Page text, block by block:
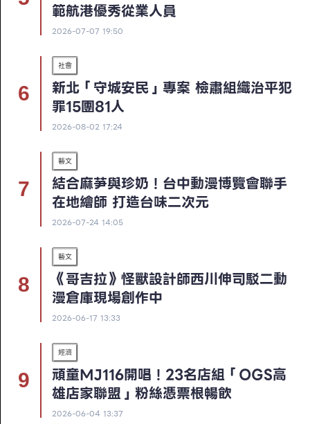
範航港優秀從業人員
2026-07-07 19:50
社會
新北「守城安民」專案 檢肅組織治平犯
罪15團81人
2026-08-02 17:24
藝文
結合麻芛與珍奶！台中動漫博覽會聯手
在地繪師 打造台味二次元
2026-07-24 14:05
藝文
《哥吉拉》怪獸設計師西川伸司駁二動
漫倉庫現場創作中
2026-06-17 13:33
經濟
頑童MJ116開唱！23名店組「OGS高
雄店家聯盟」粉絲憑票根暢飲
2026-06-04 13:37